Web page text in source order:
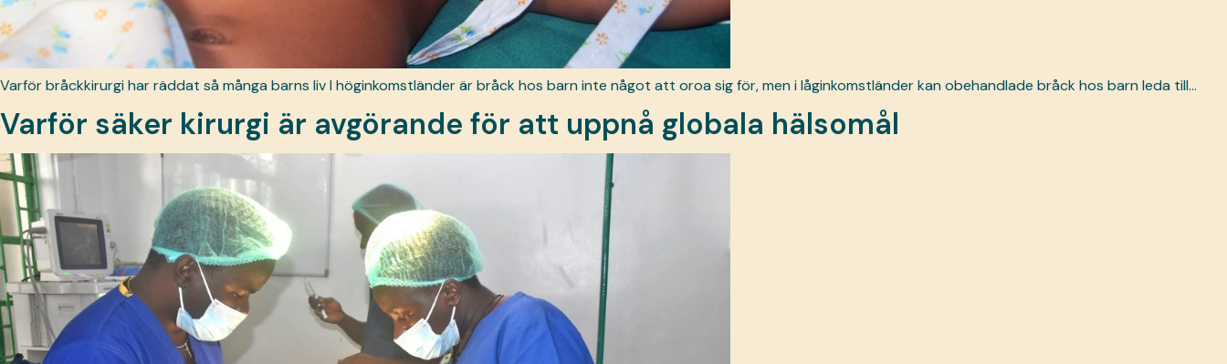
Varför bråckkirurgi har räddat så många barns liv I höginkomstländer är bråck hos barn inte något att oroa sig för, men i låginkomstländer kan obehandlade bråck hos barn leda till...
Varför säker kirurgi är avgörande för att uppnå globala hälsomål